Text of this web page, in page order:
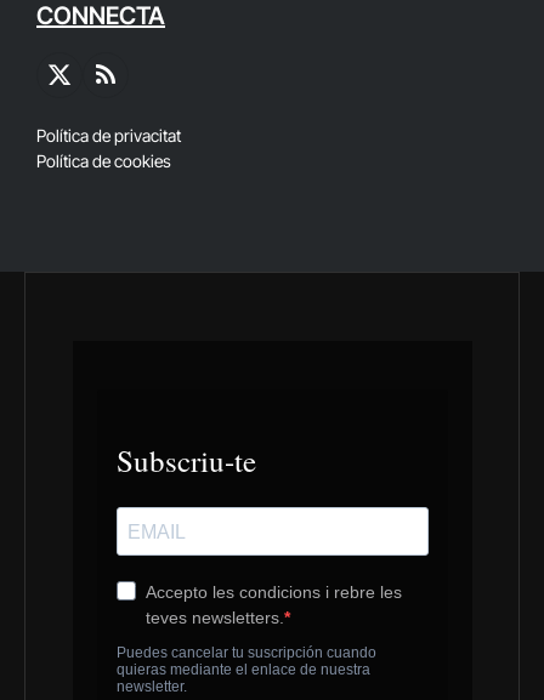
CONNECTA
X
RSS
Política de privacitat
Política de cookies